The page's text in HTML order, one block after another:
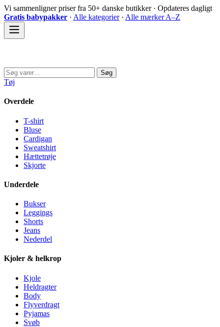
Spring
til
indhold
Vi sammenligner priser fra 50+ danske butikker · Opdateres dagligt
Gratis babypakker · Alle kategorier· Alle mærker A–Z
Søg
efter:
Søg
Tøj
Overdele
T-shirt
Bluse
Cardigan
Sweatshirt
Hættetrøje
Skjorte
Underdele
Bukser
Leggings
Shorts
Jeans
Nederdel
Kjoler & helkrop
Kjole
Heldragter
Body
Flyverdragt
Pyjamas
Svøb